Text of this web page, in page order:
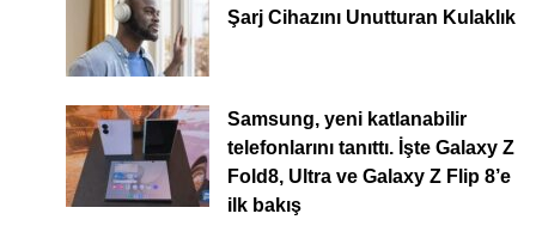
Şarj Cihazını Unutturan Kulaklık
Samsung, yeni katlanabilir
telefonlarını tanıttı. İşte Galaxy Z
Fold8, Ultra ve Galaxy Z Flip 8’e
ilk bakış